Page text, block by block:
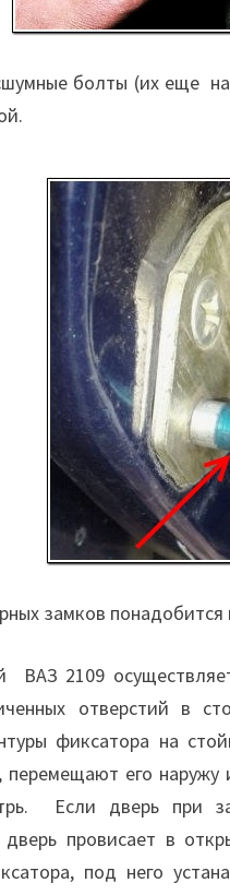
болты (их еще
замков понадобится
ВАЗ 2109
отверстий в
фиксатора на
его
Если дверь при
провисает в
под него